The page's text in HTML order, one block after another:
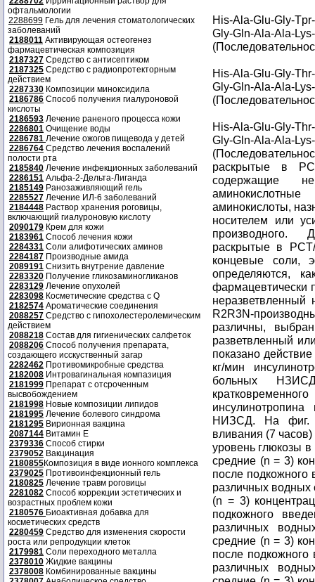
офтальмологии
2288699 Гель для лечения стоматологических
заболеваний
2188011 Активирующая остеогенез
фармацевтическая композиция
2187327 Средство с антисептиком
2187325 Средство с радиопротекторным
действием
2287330 Композиции миноксидила
2186786 Способ получения гиалуроновой
кислоты
2186593 Лечение раненого процесса кожи
2286801 Очищение воды
2286781 Лечение ожогов пищевода у детей
2286764 Средство лечения воспалений
полости рта
2185840 Лечение инфекционных заболеваний
2286151 Альфа-2-Дельта-Лиганда
2185149 Ранозаживляющий гель
2285527 Лечение ИЛ-6 заболеваний
2184448 Раствор хранения роговицы,
включающий гиалуроновую кислоту
2090179 Крем для кожи
2183961 Способ лечения кожи
2284331 Соли алифотических аминов
2284187 Производные амида
2089191 Снизить внутрение давление
2283320 Получение гликозаминогликанов
2283129 Лечение опухолей
2283098 Косметические средства с Q
2182574 Ароматические соединения
2088257 Средство с гипохолестеролемическим
действием
2088218 Состав для гигиенических салфеток
2088206 Способ получения препарата,
создающего исскуственный загар
2282462 Противомикробные средства
2182008 Интровагинальная компазиция
2181999 Препарат с отсроченным
высвобождением
2181998 Новые композиции липидов
2181995 Лечение болевого синдрома
2181295 Вирионная вакцина
2087144 Витамин Е
2379336 Способ стирки
2379052 Вакцинация
2180855Композиция в виде ионного комплекса
2379025 Противоинфекционный гель
2180825 Лечение травм роговицы
2281082 Способ коррекции эстетических и
возрастных проблем кожи
2180576 Биоактивная добавка для
косметических средств
2280459 Средство для изменения скорости
роста или репродукции клеток
2179981 Соли переходного металла
2378010 Жидкие вакцины
2378008 Комбинированные вакцины
His-Ala-Glu-Gly-
Gly-Gln-Ala-Ala-
His-Ala-Glu-Gly-
Gly-Gln-Ala-Ala-
His-Ala-Glu-Gly-
Gly-Gln-Ala-Ala-
раскрытые в
содержащие
аминокислоты,
носителем или
производного.
раскрытые в
концевые
определяются,
фармацевтически
R2R3N-
различны,
разветвленный
показано
кг/мин
больных
НИЗСД. На фиг. 3
вливания (7 часов)
уровень глюкозы
средние (n = 3)
после подкожного
различных водных
(n = 3)
подкожного
различных
средние (n = 3)
после
различных